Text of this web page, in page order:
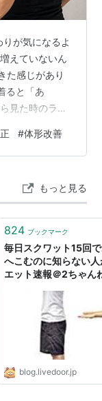
が気になるよ
えていないん
た感じがあり
ると「あ
見た時のライ
くる気がしま
背気味になっ
た感じもあり
普段の姿勢を
#体形改善
もっと見る
824 ブックマーク
毎日スクワット15回
へこむのに知らない
エット速報＠2ちゃん
blog.livedoor.jp